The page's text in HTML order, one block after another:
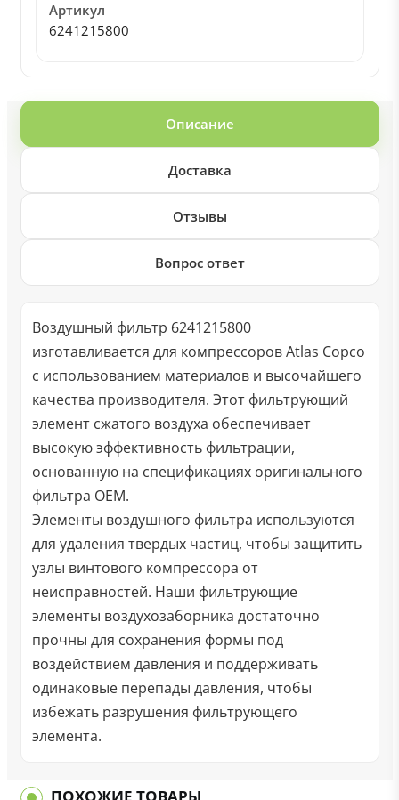
Артикул
6241215800
Описание
Доставка
Отзывы
Вопрос ответ
Воздушный фильтр 6241215800
изготавливается для компрессоров Atlas Copco
с использованием материалов и высочайшего
качества производителя. Этот фильтрующий
элемент сжатого воздуха обеспечивает
высокую эффективность фильтрации,
основанную на спецификациях оригинального
фильтра OEM.
Элементы воздушного фильтра используются
для удаления твердых частиц, чтобы защитить
узлы винтового компрессора от
неисправностей. Наши фильтрующие
элементы воздухозаборника достаточно
прочны для сохранения формы под
воздействием давления и поддерживать
одинаковые перепады давления, чтобы
избежать разрушения фильтрующего
элемента.